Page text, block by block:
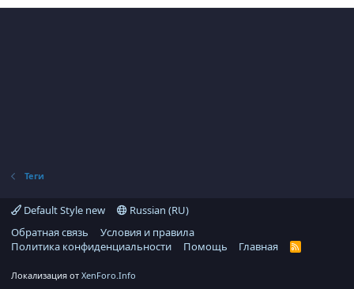
Теги
Default Style new
Russian (RU)
Обратная связь
Условия и правила
Политика конфиденциальности
Помощь Главная
R
Локализация от XenForo.Info